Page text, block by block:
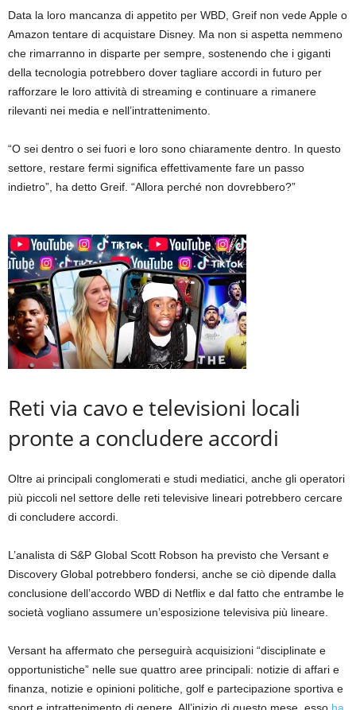
Data la loro mancanza di appetito per WBD, Greif non vede Apple o
Amazon tentare di acquistare Disney. Ma non si aspetta nemmeno
che rimarranno in disparte per sempre, sostenendo che i giganti
della tecnologia potrebbero dover tagliare accordi in futuro per
rafforzare le loro attività di streaming e continuare a rimanere
rilevanti nei media e nell’intrattenimento.
“O sei dentro o sei fuori e loro sono chiaramente dentro. In questo
settore, restare fermi significa effettivamente fare un passo
indietro”, ha detto Greif. “Allora perché non dovrebbero?”
Reti via cavo e televisioni locali
pronte a concludere accordi
Oltre ai principali conglomerati e studi mediatici, anche gli operatori
più piccoli nel settore delle reti televisive lineari potrebbero cercare
di concludere accordi.
L’analista di S&P Global Scott Robson ha previsto che Versant e
Discovery Global potrebbero fondersi, anche se ciò dipende dalla
conclusione dell’accordo WBD di Netflix e dal fatto che entrambe le
società vogliano assumere un’esposizione televisiva più lineare.
Versant ha affermato che perseguirà acquisizioni “disciplinate e
opportunistiche” nelle sue quattro aree principali: notizie di affari e
finanza, notizie e opinioni politiche, golf e partecipazione sportiva e